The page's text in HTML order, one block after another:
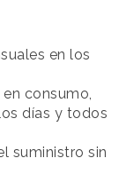
en los
consumo,
días y todos
suministro sin